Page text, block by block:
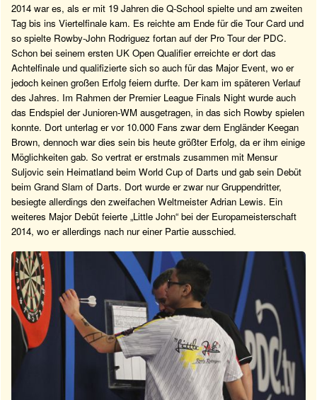
2014 war es, als er mit 19 Jahren die Q-School spielte und am zweiten
Tag bis ins Viertelfinale kam. Es reichte am Ende für die Tour Card und
so spielte Rowby-John Rodriguez fortan auf der Pro Tour der PDC.
Schon bei seinem ersten UK Open Qualifier erreichte er dort das
Achtelfinale und qualifizierte sich so auch für das Major Event, wo er
jedoch keinen großen Erfolg feiern durfte. Der kam im späteren Verlauf
des Jahres. Im Rahmen der Premier League Finals Night wurde auch
das Endspiel der Junioren-WM ausgetragen, in das sich Rowby spielen
konnte. Dort unterlag er vor 10.000 Fans zwar dem Engländer Keegan
Brown, dennoch war dies sein bis heute größter Erfolg, da er ihm einige
Möglichkeiten gab. So vertrat er erstmals zusammen mit Mensur
Suljovic sein Heimatland beim World Cup of Darts und gab sein Debüt
beim Grand Slam of Darts. Dort wurde er zwar nur Gruppendritter,
besiegte allerdings den zweifachen Weltmeister Adrian Lewis. Ein
weiteres Major Debüt feierte „Little John“ bei der Europameisterschaft
2014, wo er allerdings nach nur einer Partie ausschied.